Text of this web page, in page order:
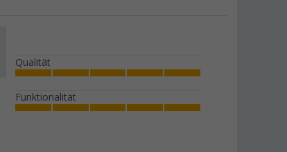
Qualität
Funktionalität